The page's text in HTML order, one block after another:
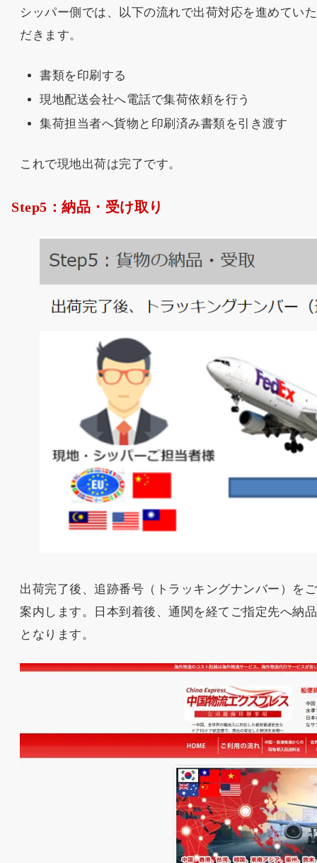
シッパー側では、以下の流れで出荷対応を進めていた
だきます。
書類を印刷する
現地配送会社へ電話で集荷依頼を行う
集荷担当者へ貨物と印刷済み書類を引き渡す
これで現地出荷は完了です。
Step5：納品・受け取り
出荷完了後、追跡番号（トラッキングナンバー）をご
案内します。日本到着後、通関を経てご指定先へ納品
となります。